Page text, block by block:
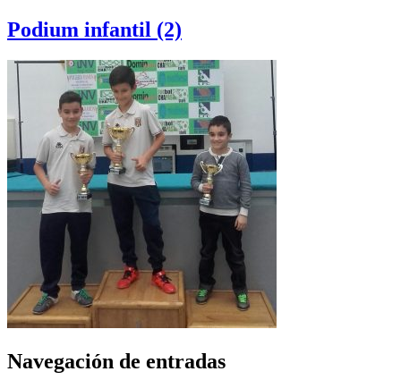
Podium infantil (2)
Navegación de entradas